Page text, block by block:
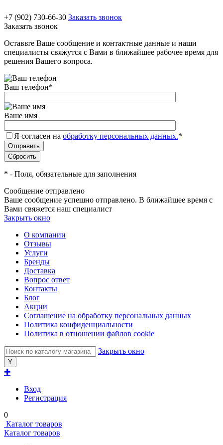
+7 (902) 730-66-30 Заказать звонок
Заказать звонок
Оставьте Ваше сообщение и контактные данные и наши
специалисты свяжутся с Вами в ближайшее рабочее время для
решения Вашего вопроса.
Ваш телефон*
Ваше имя
Я согласен на обработку персональных данных.*
* - Поля, обязательные для заполнения
Сообщение отправлено
Ваше сообщение успешно отправлено. В ближайшее время с
Вами свяжется наш специалист
Закрыть окно
О компании
Отзывы
Услуги
Бренды
Доставка
Вопрос ответ
Контакты
Блог
Акции
Соглашение на обработку персональных данных
Политика конфиденциальности
Политика в отношении файлов cookie
Закрыть окно
✚
Вход
Регистрация
0
Каталог товаров
Каталог товаров